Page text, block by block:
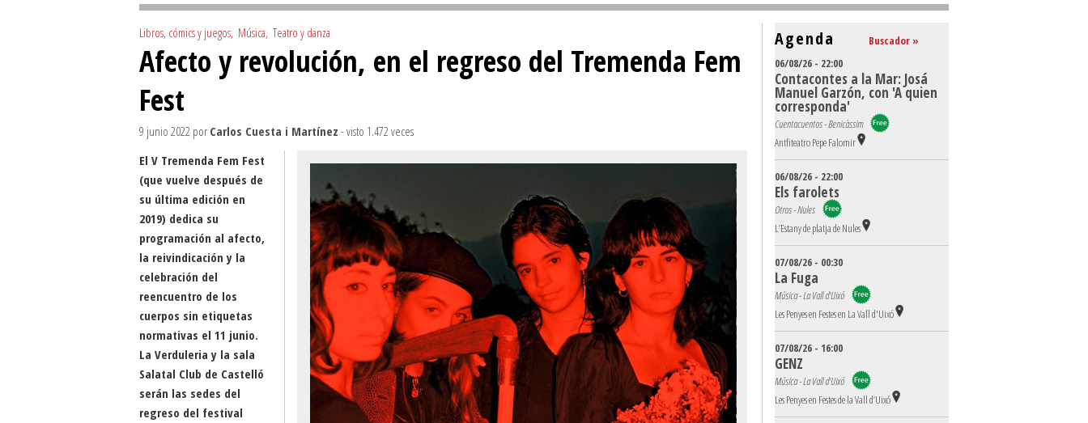
Sivan...
Libros, cómics y juegos, Música, Teatro y danza
Afecto y revolución, en el regreso del Tremenda Fem
Fest
9 junio 2022 por Carlos Cuesta i Martínez - visto 1.472 veces
El V Tremenda Fem Fest
(que vuelve después de
su última edición en
2019) dedica su
programación al afecto,
la reivindicación y la
celebración del
reencuentro de los
cuerpos sin etiquetas
normativas el 11 junio.
La Verduleria y la sala
Salatal Club de Castelló
serán las sedes del
regreso del festival
Agenda
Buscador »
06/08/26 - 22:00
Contacontes a la Mar: Josá
Manuel Garzón, con 'A quien
corresponda'
Cuentacuentos - Benicàssim
Antfiteatro Pepe Falomir
06/08/26 - 22:00
Els farolets
Otros - Nules
L’Estany de platja de Nules
07/08/26 - 00:30
La Fuga
Música - La Vall d'Uixó
Les Penyes en Festes en La Vall d'Uixó
07/08/26 - 16:00
GENZ
Música - La Vall d'Uixó
Les Penyes en Festes de la Vall d’Uixó